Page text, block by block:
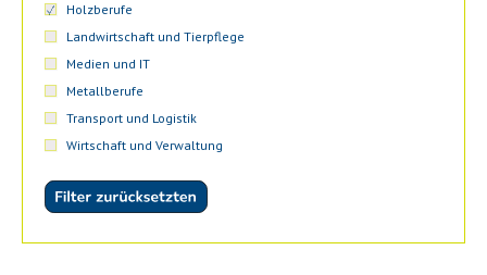
Holzberufe
Landwirtschaft und Tierpflege
Medien und IT
Metallberufe
Transport und Logistik
Wirtschaft und Verwaltung